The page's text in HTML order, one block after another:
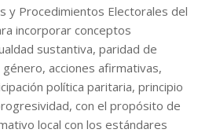
y Procedimientos Electorales del
incorporar conceptos
sustantiva, paridad de
acciones afirmativas,
política paritaria, principio
con el propósito de
local con los estándares